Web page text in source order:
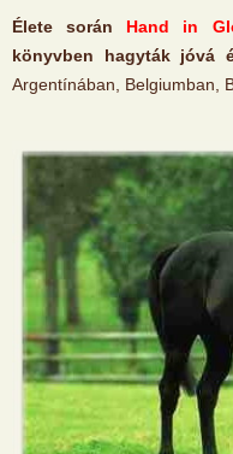
Élete során Hand in
könyvben hagyták jóvá
Argentínában, Belgiumban,